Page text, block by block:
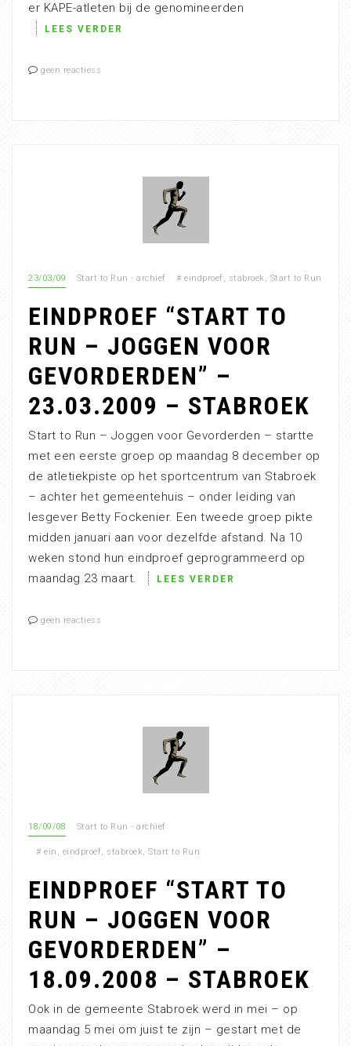
er KAPE-atleten bij de genomineerden
LEES VERDER
geen reactiess
23/03/09 Start to Run - archief # eindproef, stabroek, Start to Run
EINDPROEF “START TO
RUN – JOGGEN VOOR
GEVORDERDEN” –
23.03.2009 – STABROEK
Start to Run – Joggen voor Gevorderden – startte
met een eerste groep op maandag 8 december op
de atletiekpiste op het sportcentrum van Stabroek
– achter het gemeentehuis – onder leiding van
lesgever Betty Fockenier. Een tweede groep pikte
midden januari aan voor dezelfde afstand. Na 10
weken stond hun eindproef geprogrammeerd op
maandag 23 maart.
LEES VERDER
geen reactiess
18/09/08 Start to Run - archief
# ein , eindproef, stabroek, Start to Run
EINDPROEF “START TO
RUN – JOGGEN VOOR
GEVORDERDEN” –
18.09.2008 – STABROEK
Ook in de gemeente Stabroek werd in mei – op
maandag 5 mei om juist te zijn – gestart met de